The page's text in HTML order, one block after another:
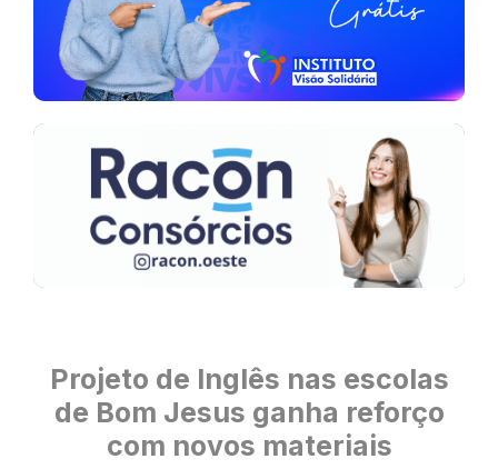
Projeto de Inglês nas escolas
de Bom Jesus ganha reforço
com novos materiais